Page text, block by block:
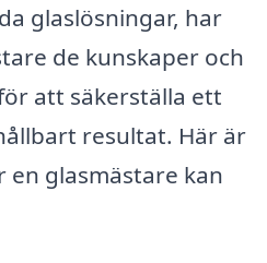
glaslösningar, har
de kunskaper och
att säkerställa ett
resultat. Här är
glasmästare kan